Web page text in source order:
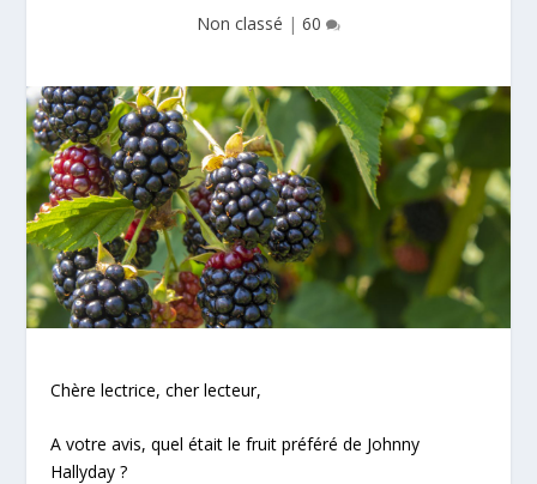
Non classé | 60
Chère lectrice, cher lecteur,
A votre avis, quel était le fruit préféré de Johnny
Hallyday ?